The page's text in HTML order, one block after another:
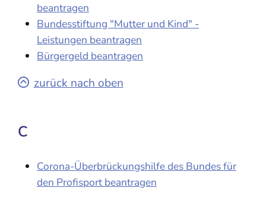
beantragen
Bundesstiftung "Mutter und Kind" -
Leistungen beantragen
Bürgergeld beantragen
zurück nach oben
C
Corona-Überbrückungshilfe des Bundes für
den Profisport beantragen